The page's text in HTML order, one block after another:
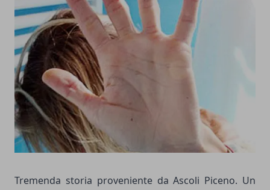
Tremenda storia proveniente da Ascoli Piceno. Un